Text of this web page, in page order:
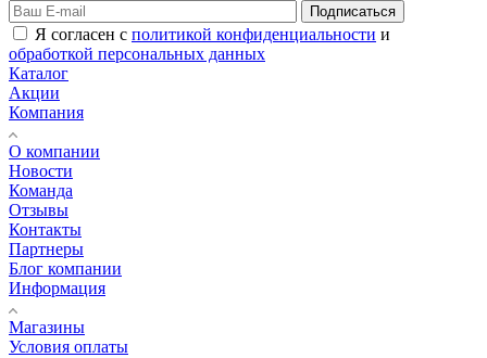
Подписаться
Я согласен с политикой конфиденциальности и
обработкой персональных данных
Каталог
Акции
Компания
О компании
Новости
Команда
Отзывы
Контакты
Партнеры
Блог компании
Информация
Магазины
Условия оплаты